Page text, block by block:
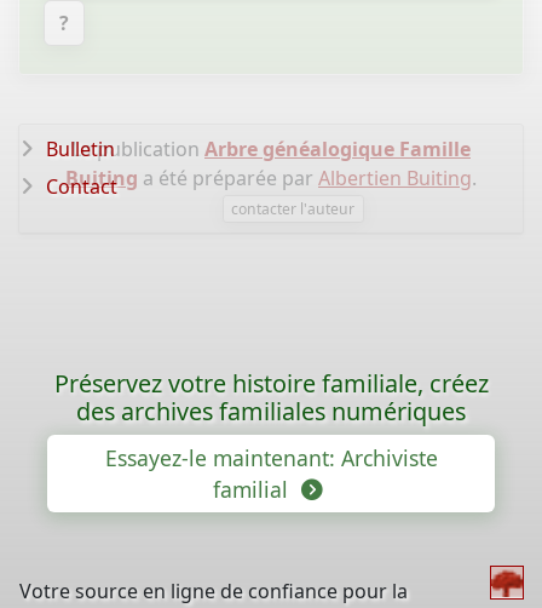
?
La publication Arbre généalogique Famille
Buiting a été préparée par Albertien Buiting.
contacter l'auteur
Bulletin
Contact
Préservez votre histoire familiale, créez
des archives familiales numériques
Essayez-le maintenant: Archiviste
familial
Votre source en ligne de confiance pour la